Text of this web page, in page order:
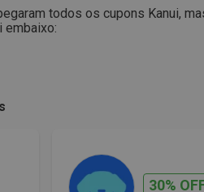
todos os cupons Kanui,
embaixo:
30%